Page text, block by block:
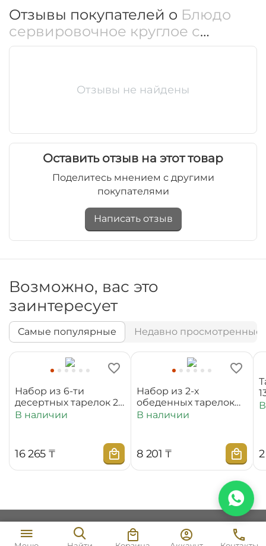
Отзывы покупателей о Блюдо
сервировочное круглое с
крышкой 18x8 см
Отзывы не найдены
Оставить отзыв на этот товар
Поделитесь мнением с другими
покупателями
Написать отзыв
Возможно, вас это
заинтересует
Самые популярные Недавно просмотренные
Набор из 6-ти
десертных тарелок 20
см WL‑880100‑JV/6C
В наличии
16 265 ₸
Набор из 2-х
обеденных тарелок
25,5 см
В наличии
8 201 ₸
Моя учетная запись